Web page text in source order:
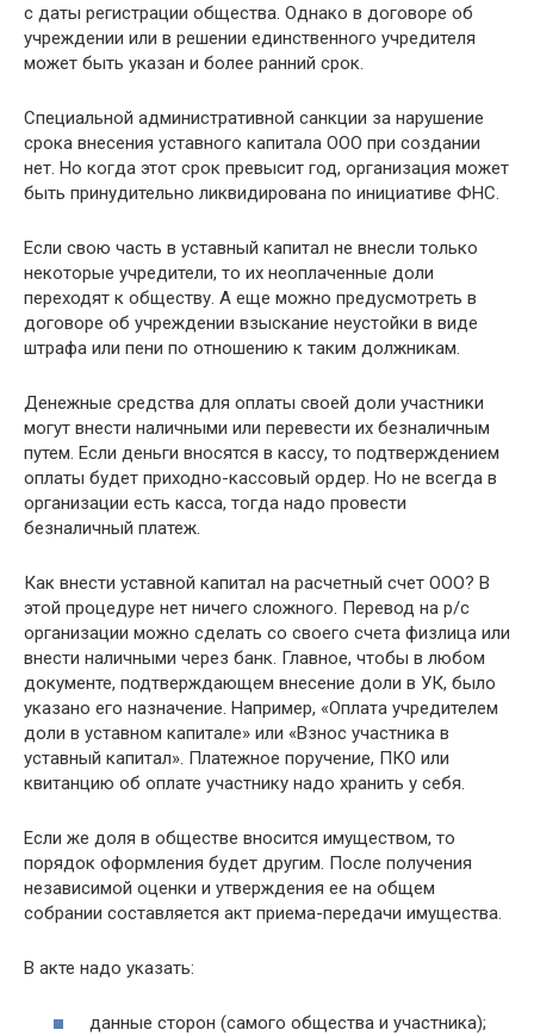
с даты регистрации общества. Однако в договоре об
учреждении или в решении единственного учредителя
может быть указан и более ранний срок.
Специальной административной санкции за нарушение
срока внесения уставного капитала ООО при создании
нет. Но когда этот срок превысит год, организация может
быть принудительно ликвидирована по инициативе ФНС.
Если свою часть в уставный капитал не внесли только
некоторые учредители, то их неоплаченные доли
переходят к обществу. А еще можно предусмотреть в
договоре об учреждении взыскание неустойки в виде
штрафа или пени по отношению к таким должникам.
Денежные средства для оплаты своей доли участники
могут внести наличными или перевести их безналичным
путем. Если деньги вносятся в кассу, то подтверждением
оплаты будет приходно-кассовый ордер. Но не всегда в
организации есть касса, тогда надо провести
безналичный платеж.
Как внести уставной капитал на расчетный счет ООО? В
этой процедуре нет ничего сложного. Перевод на р/с
организации можно сделать со своего счета физлица или
внести наличными через банк. Главное, чтобы в любом
документе, подтверждающем внесение доли в УК, было
указано его назначение. Например, «Оплата учредителем
доли в уставном капитале» или «Взнос участника в
уставный капитал». Платежное поручение, ПКО или
квитанцию об оплате участнику надо хранить у себя.
Если же доля в обществе вносится имуществом, то
порядок оформления будет другим. После получения
независимой оценки и утверждения ее на общем
собрании составляется акт приема-передачи имущества.
В акте надо указать:
данные сторон (самого общества и участника);